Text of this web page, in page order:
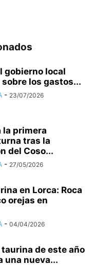
gobierno local
los gastos...
- 23/07/2026
la primera
tras la
del Coso...
- 27/05/2026
en Lorca: Roca
orejas en
- 04/04/2026
de este año
una nueva...